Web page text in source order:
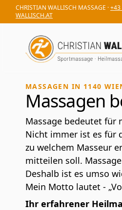
CHRISTIAN WALLISCH MASSAGE ·+43
WALLISCH.AT
MASSAGEN IN 1140
Massagen
Massage bedeutet für
Nicht immer ist es für
zu welchem Masseur
mitteilen soll.
Deshalb ist es umso
Mein Motto lautet -
Ihr erfahrener